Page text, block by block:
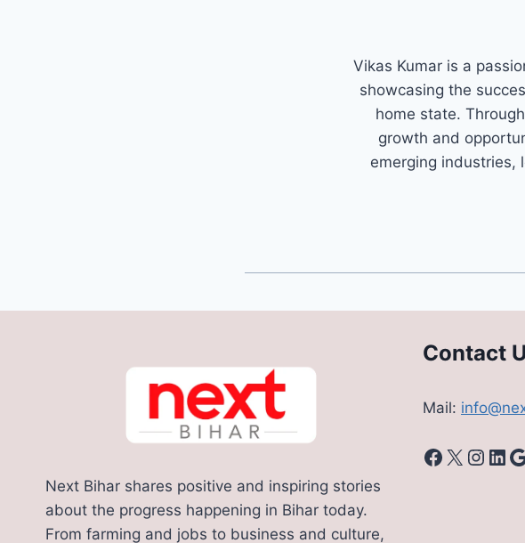
Vikas Kumar is a
showcasing the
home state.
growth and
emerging industries,
Next Bihar shares positive and inspiring stories
about the progress happening in Bihar today.
From farming and jobs to business and culture,
Contact
Mail:
Facebook
X